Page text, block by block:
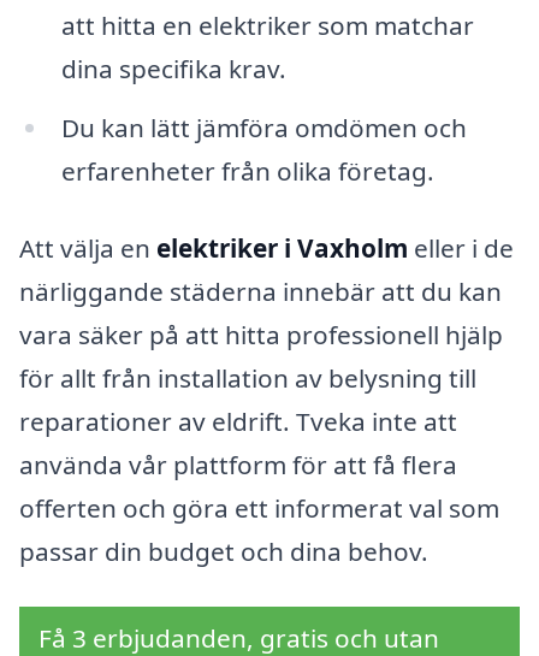
att hitta en elektriker som matchar
dina specifika krav.
Du kan lätt jämföra omdömen och
erfarenheter från olika företag.
Att välja en elektriker i Vaxholm eller i de
närliggande städerna innebär att du kan
vara säker på att hitta professionell hjälp
för allt från installation av belysning till
reparationer av eldrift. Tveka inte att
använda vår plattform för att få flera
offerten och göra ett informerat val som
passar din budget och dina behov.
Få 3 erbjudanden, gratis och utan